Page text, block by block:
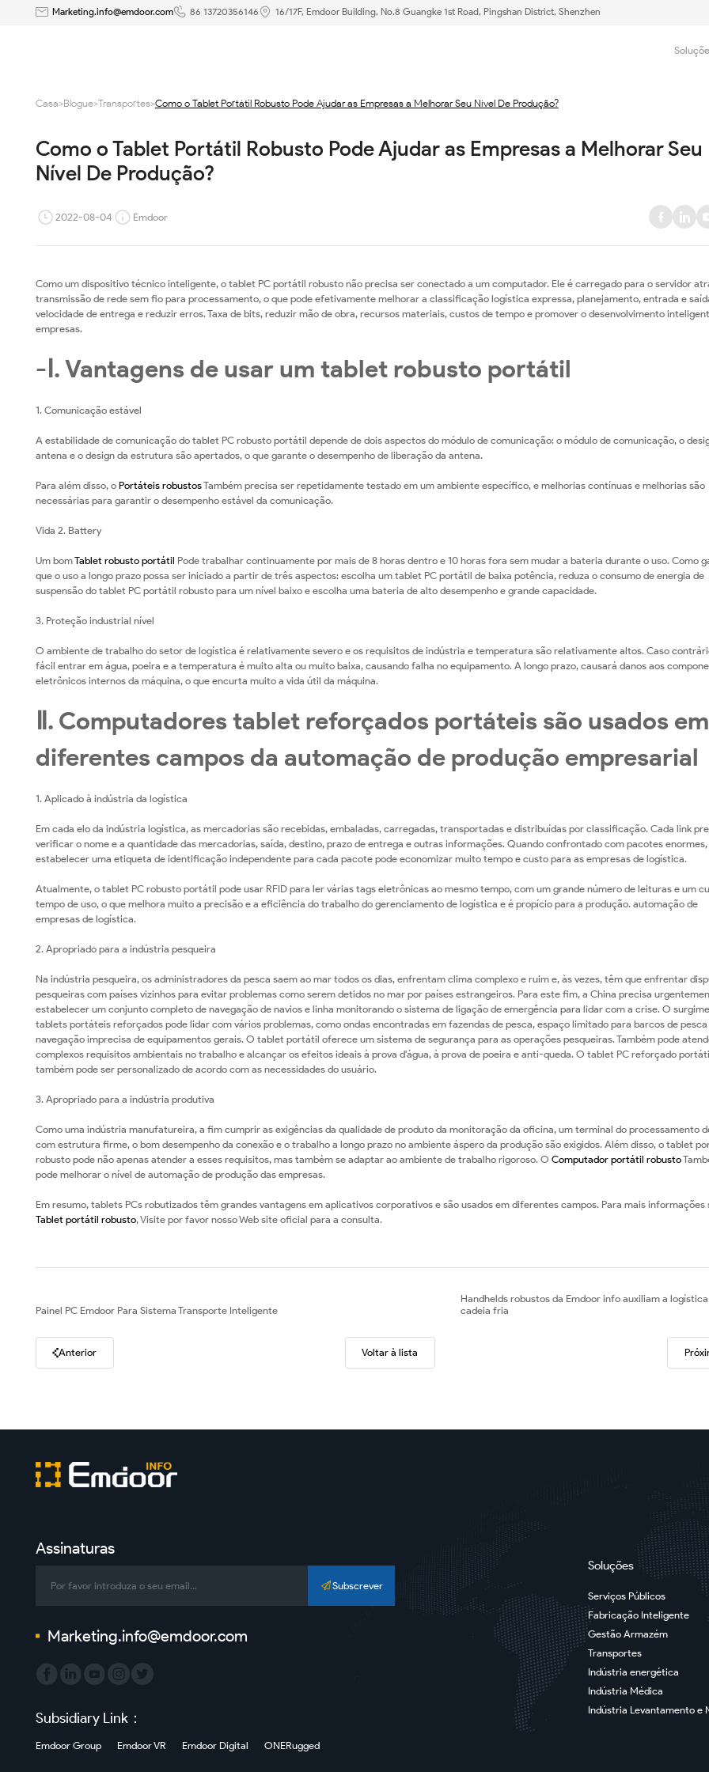
Como
Portátil
Robusto
Pode
Ajudar
Empresas
Melhorar
Nível
Produção?
Marketing.info@emdoor.com 86 13720356146 16/17F, Emdoor Building, No.8 Guangke 1st Road, Pingshan District, Shenzhen
Casa>Blogue>Transportes>Como o Tablet Portátil Robusto Pode Ajudar as Empresas a Melhorar Seu Nível De Produção?
Como o Tablet Portátil Robusto Pode Ajudar as Empresas a Melhorar Seu
Nível De Produção?
2022-08-04 Emdoor
Como um dispositivo técnico inteligente, o tablet PC portátil robusto não precisa ser conectado a um computador. Ele é carregado para o servidor
transmissão de rede sem fio para processamento, o que pode efetivamente melhorar a classificação logística expressa, planejamento, entrada e
velocidade de entrega e reduzir erros. Taxa de bits, reduzir mão de obra, recursos materiais, custos de tempo e promover o desenvolvimento
empresas.
-Ⅰ. Vantagens de usar um tablet robusto portátil
1. Comunicação estável
A estabilidade de comunicação do tablet PC robusto portátil depende de dois aspectos do módulo de comunicação: o módulo de comunicação, o
antena e o design da estrutura são apertados, o que garante o desempenho de liberação da antena.
Para além disso, o Portáteis robustosTambém precisa ser repetidamente testado em um ambiente específico, e melhorias contínuas e melhorias são
necessárias para garantir o desempenho estável da comunicação.
Vida 2. Battery
Um bomTablet robusto portátil Pode trabalhar continuamente por mais de 8 horas dentro e 10 horas fora sem mudar a bateria durante o uso. Como
que o uso a longo prazo possa ser iniciado a partir de três aspectos: escolha um tablet PC portátil de baixa potência, reduza o consumo de energia de
suspensão do tablet PC portátil robusto para um nível baixo e escolha uma bateria de alto desempenho e grande capacidade.
3. Proteção industrial nível
O ambiente de trabalho do setor de logística é relativamente severo e os requisitos de indústria e temperatura são relativamente altos. Caso
fácil entrar em água, poeira e a temperatura é muito alta ou muito baixa, causando falha no equipamento. A longo prazo, causará danos aos
eletrônicos internos da máquina, o que encurta muito a vida útil da máquina.
Ⅱ. Computadores tablet reforçados portáteis são usados em
diferentes campos da automação de produção empresarial
1. Aplicado à indústria da logística
Em cada elo da indústria logística, as mercadorias são recebidas, embaladas, carregadas, transportadas e distribuídas por classificação. Cada link
verificar o nome e a quantidade das mercadorias, saída, destino, prazo de entrega e outras informações. Quando confrontado com pacotes
estabelecer uma etiqueta de identificação independente para cada pacote pode economizar muito tempo e custo para as empresas de logística.
Atualmente, o tablet PC robusto portátil pode usar RFID para ler várias tags eletrônicas ao mesmo tempo, com um grande número de leituras e um
tempo de uso, o que melhora muito a precisão e a eficiência do trabalho do gerenciamento de logística e é propício para a produção. automação de
empresas de logística.
2. Apropriado para a indústria pesqueira
Na indústria pesqueira, os administradores da pesca saem ao mar todos os dias, enfrentam clima complexo e ruim e, às vezes, têm que enfrentar
pesqueiras com países vizinhos para evitar problemas como serem detidos no mar por países estrangeiros. Para este fim, a China precisa
estabelecer um conjunto completo de navegação de navios e linha monitorando o sistema de ligação de emergência para lidar com a crise. O
tablets portáteis reforçados pode lidar com vários problemas, como ondas encontradas em fazendas de pesca, espaço limitado para barcos de pesca
navegação imprecisa de equipamentos gerais. O tablet portátil oferece um sistema de segurança para as operações pesqueiras. Também pode
complexos requisitos ambientais no trabalho e alcançar os efeitos ideais à prova d'água, à prova de poeira e anti-queda. O tablet PC reforçado
também pode ser personalizado de acordo com as necessidades do usuário.
3. Apropriado para a indústria produtiva
Como uma indústria manufatureira, a fim cumprir as exigências da qualidade de produto da monitoração da oficina, um terminal do processamento
com estrutura firme, o bom desempenho da conexão e o trabalho a longo prazo no ambiente áspero da produção são exigidos. Além disso, o tablet
robusto pode não apenas atender a esses requisitos, mas também se adaptar ao ambiente de trabalho rigoroso. O Computador portátil robusto
pode melhorar o nível de automação de produção das empresas.
Em resumo, tablets PCs robutizados têm grandes vantagens em aplicativos corporativos e são usados em diferentes campos. Para mais informações
Tablet portátil robusto, Visite por favor nosso Web site oficial para a consulta.
Painel PC Emdoor Para Sistema Transporte Inteligente
Anterior Voltar à lista
Handhelds robustos da Emdoor info auxiliam a logística
cadeia fria
Assinaturas
Subscrever
Marketing.info@emdoor.com
Soluções
Serviços Públicos
Fabricação Inteligente
Gestão Armazém
Transportes
Indústria energética
Indústria Médica
Indústria Levantamento e
Subsidiary Link：
Emdoor Group Emdoor VR Emdoor Digital ONERugged